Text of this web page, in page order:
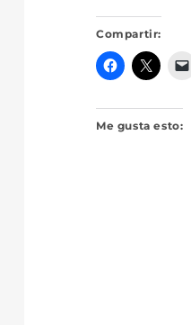
Compartir:
Me gusta esto: